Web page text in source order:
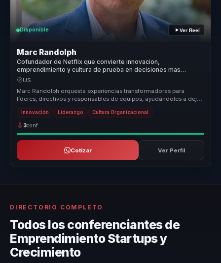
Disponible Ver Reel
Marc Randolph
Cofundador de Netflix que convierte innovacion,
emprendimiento y cultura de prueba en decisiones mas
audaces para lideres y equipos.
US
Marc Randolph orquesta experiencias transformadoras para
líderes, directivos y responsables de equipos, ayudándoles a dejar
atrás equipos...
Innovación Liderazgo Cultura Organizacional
3conf.
Cotizar Ver Perfil
DIRECTORIO COMPLETO
Todos los conferenciantes de
Emprendimiento Startups y
Crecimiento